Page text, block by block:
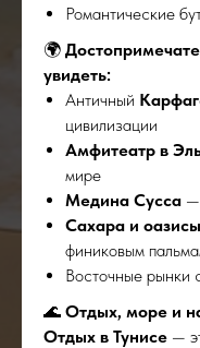
Романтические
🌍
увидеть:
Античный
цивилизации
Амфитеатр в
мире
Медина Сусса
Сахара и оазисы
финиковым
Восточные рынки
🌊 Отдых, море и
Отдых в Тунисе —